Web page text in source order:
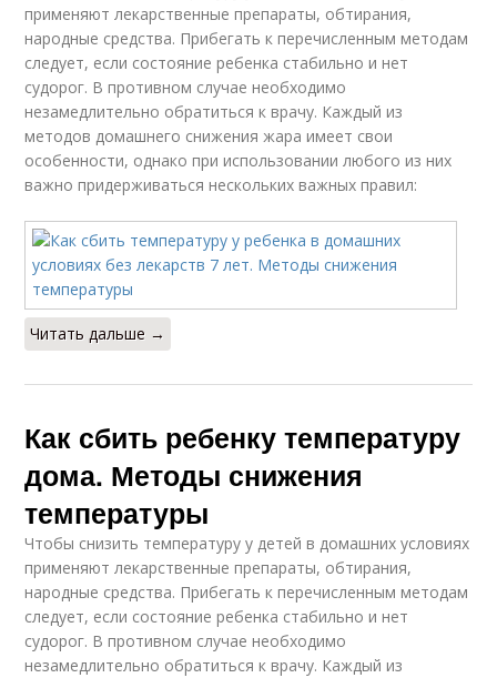
применяют лекарственные препараты, обтирания,
народные средства. Прибегать к перечисленным методам
следует, если состояние ребенка стабильно и нет
судорог. В противном случае необходимо
незамедлительно обратиться к врачу. Каждый из
методов домашнего снижения жара имеет свои
особенности, однако при использовании любого из них
важно придерживаться нескольких важных правил:
Читать дальше →
Как сбить ребенку температуру
дома. Методы снижения
температуры
Чтобы снизить температуру у детей в домашних условиях
применяют лекарственные препараты, обтирания,
народные средства. Прибегать к перечисленным методам
следует, если состояние ребенка стабильно и нет
судорог. В противном случае необходимо
незамедлительно обратиться к врачу. Каждый из